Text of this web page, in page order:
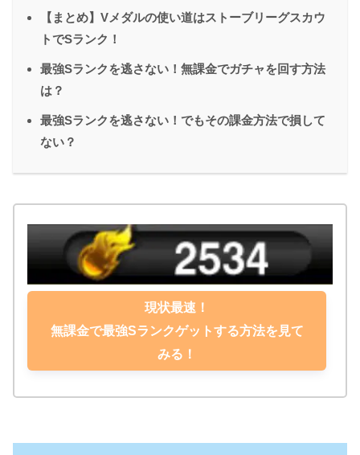
【まとめ】Vメダルの使い道はストーブリーグスカウ
トでSランク！
最強Sランクを逃さない！無課金でガチャを回す方法
は？
最強Sランクを逃さない！でもその課金方法で損して
ない？
現状最速！
無課金で最強Sランクゲットする方法を見て
みる！